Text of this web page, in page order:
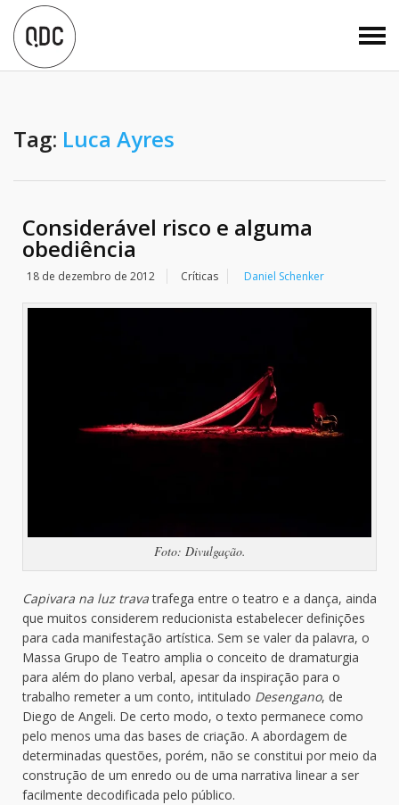
Tag: Luca Ayres
Considerável risco e alguma
obediência
18 de dezembro de 2012 Críticas Daniel Schenker
Foto: Divulgação.
Capivara na luz travatrafega entre o teatro e a dança, ainda
que muitos considerem reducionista estabelecer definições
para cada manifestação artística. Sem se valer da palavra, o
Massa Grupo de Teatro amplia o conceito de dramaturgia
para além do plano verbal, apesar da inspiração para o
trabalho remeter a um conto, intitulado Desengano, de
Diego de Angeli. De certo modo, o texto permanece como
pelo menos uma das bases de criação. A abordagem de
determinadas questões, porém, não se constitui por meio da
construção de um enredo ou de uma narrativa linear a ser
facilmente decodificada pelo público.